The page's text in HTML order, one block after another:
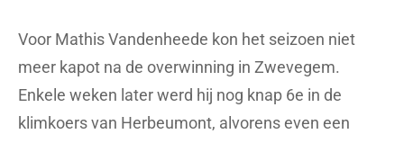
Voor Mathis Vandenheede kon het seizoen niet
meer kapot na de overwinning in Zwevegem.
Enkele weken later werd hij nog knap 6e in de
klimkoers van Herbeumont, alvorens even een